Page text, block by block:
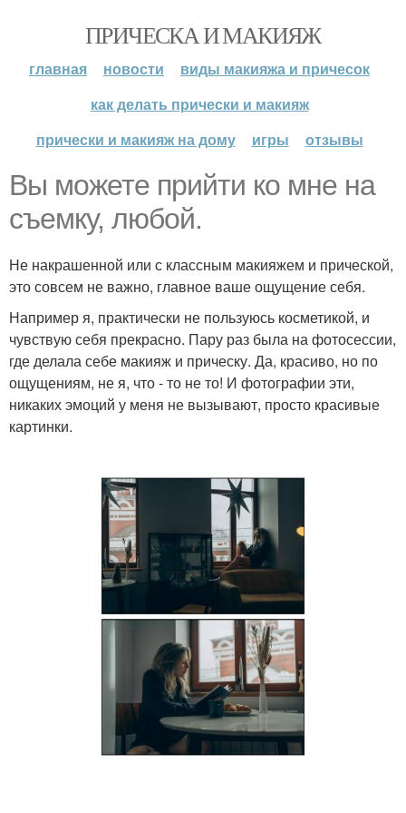
ПРИЧЕСКА И МАКИЯЖ
главная новости
виды макияжа и причесок
как делать прически и макияж
прически и макияж на дому
игры отзывы
Вы можете прийти ко мне на
съемку, любой.
Не накрашенной или с классным макияжем и прической,
это совсем не важно, главное ваше ощущение себя.
Например я, практически не пользуюсь косметикой, и
чувствую себя прекрасно. Пару раз была на фотосессии,
где делала себе макияж и прическу. Да, красиво, но по
ощущениям, не я, что - то не то! И фотографии эти,
никаких эмоций у меня не вызывают, просто красивые
картинки.